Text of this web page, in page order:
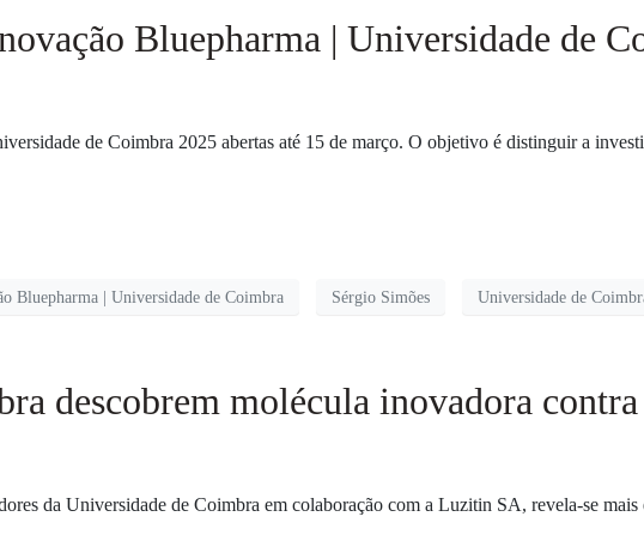
Bluepharma | Universidade de
de Coimbra 2025 abertas até 15 de março. O objetivo é distinguir a
Bluepharma | Universidade de Coimbra Sérgio Simões Universidade de
descobrem molécula inovadora
da Universidade de Coimbra em colaboração com a Luzitin SA, revela-se mais